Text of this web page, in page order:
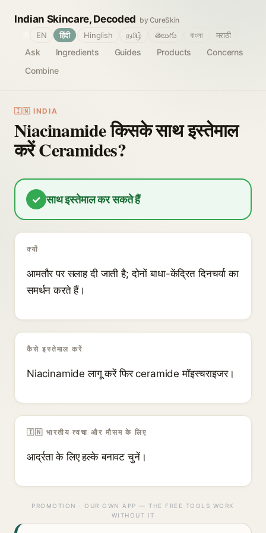
Indian Skincare, Decoded by CureSkin
Ask Ingredients Guides Products
Concerns
Combine
EN हिंदी Hinglish தமிழ் తెలుగు বাংলা मराठी
🇮🇳 INDIA
Niacinamide किसके साथ इस्तेमाल
करें Ceramides?
✓ साथ इस्तेमाल कर सकते हैं
क्यों
आमतौर पर सलाह दी जाती है; दोनों बाधा-केंद्रित दिनचर्या का
समर्थन करते हैं।
कैसे इस्तेमाल करें
Niacinamide लागू करें फिर ceramide मॉइस्चराइजर।
🇮🇳 भारतीय त्वचा और मौसम के लिए
आर्द्रता के लिए हल्के बनावट चुनें।
PROMOTION · OUR OWN APP — THE FREE TOOLS WORK
WITHOUT IT